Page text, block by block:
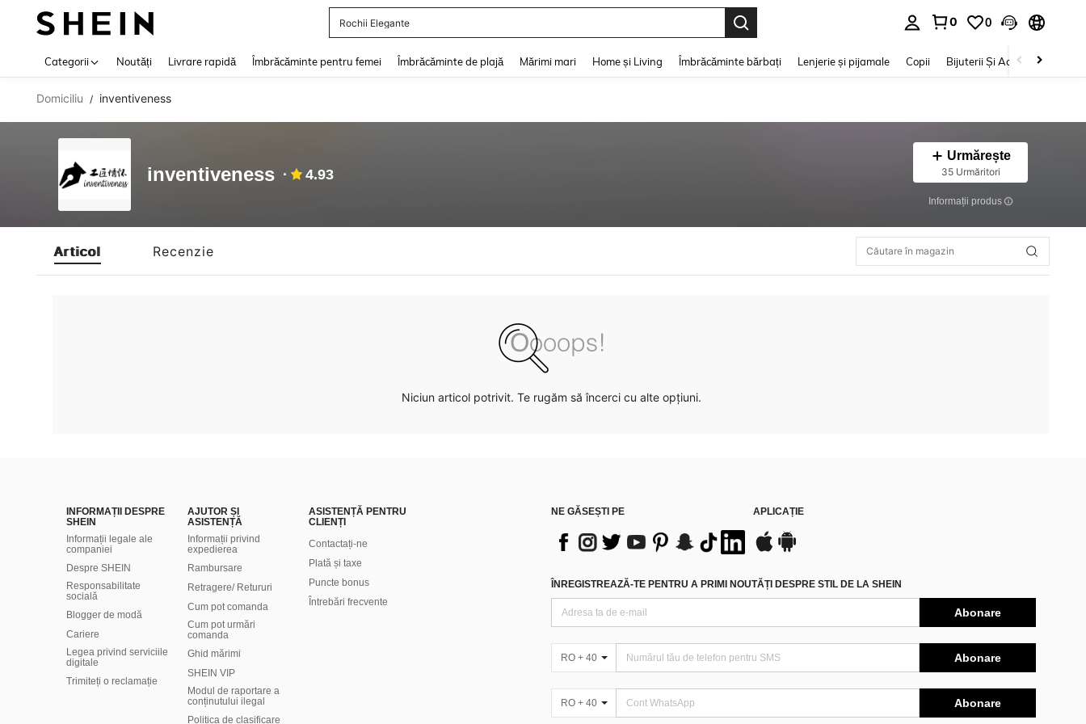
Rochii Elegante
0 0
Categorii Noutăți Livrare rapidă Îmbrăcăminte pentru femei Îmbrăcăminte de plajă Mărimi mari Home și Living Îmbrăcăminte bărbați Lenjerie și pijamale Copii Bijuterii Și Accesorii
Domiciliu / inventiveness
inventiveness 4.93
Urmărește
35 Urmăritori
Informații produs
Articol Recenzie
Niciun articol potrivit. Te rugăm să încerci cu alte opțiuni.
INFORMAȚII DESPRE
SHEIN
Informații legale ale
companiei
Despre SHEIN
Responsabilitate
socială
Blogger de modă
Cariere
Legea privind serviciile
digitale
Trimiteți o reclamație
AJUTOR ȘI
ASISTENȚĂ
Informații privind
expedierea
Rambursare
Retragere/ Retururi
Cum pot comanda
Cum pot urmări
comanda
Ghid mărimi
SHEIN VIP
Modul de raportare a
conținutului ilegal
Politica de clasificare
ASISTENȚĂ PENTRU
CLIENȚI
Contactați-ne
Plată și taxe
Puncte bonus
Întrebări frecvente
NE GĂSEȘTI PE APLICAȚIE
ÎNREGISTREAZĂ-TE PENTRU A PRIMI NOUTĂȚI DESPRE STIL DE LA SHEIN
Abonare
RO + 40 Abonare
RO + 40 Abonare